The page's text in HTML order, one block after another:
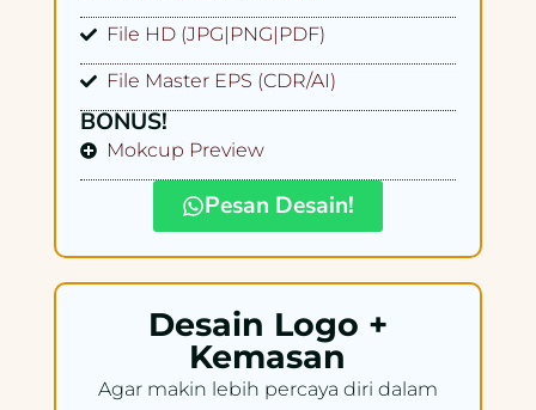
File HD (JPG|PNG|PDF)
File Master EPS (CDR/AI)
BONUS!
Mokcup Preview
Pesan Desain!
Desain Logo +
Kemasan
Agar makin lebih percaya diri dalam